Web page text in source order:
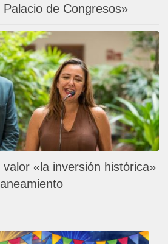
de Congresos»
«la inversión histórica»